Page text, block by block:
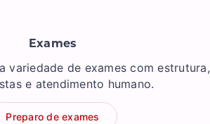
Exames
variedade de exames com estrutura,
e atendimento humano.
Preparo de exames